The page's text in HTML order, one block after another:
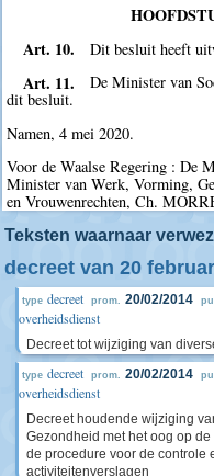
Art. 10.
Dit besluit heeft
Art. 11.
De Minister van
dit besluit.
Namen, 4 mei 2020.
Voor de Waalse Regering : De
Minister van Werk, Vorming,
en Vrouwenrechten, Ch.
Teksten waarnaar
decreet van 20
type decreet prom. 20/02/2014
overheidsdienst
Decreet tot wijziging van
type decreet prom. 20/02/2014
overheidsdienst
Decreet houdende wijziging
Gezondheid met het oog op
de procedure voor de controle
activiteitenverslagen